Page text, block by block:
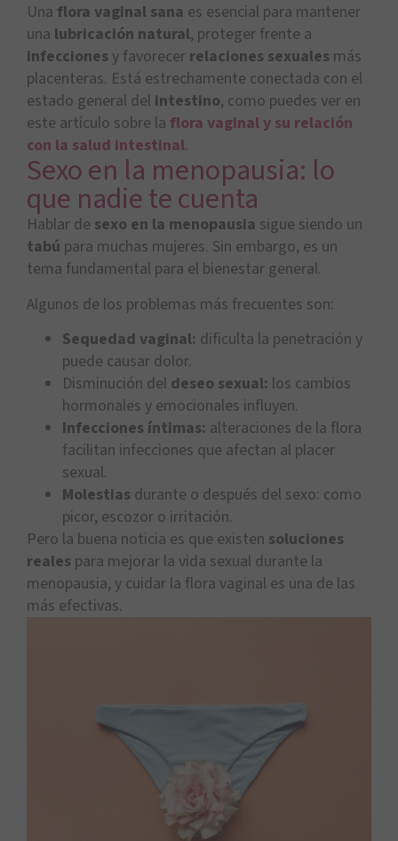
Una flora vaginal sana es esencial para mantener
una lubricación natural, proteger frente a
infecciones y favorecer relaciones sexuales más
placenteras. Está estrechamente conectada con el
estado general del intestino, como puedes ver en
este artículo sobre la flora vaginal y su relación
con la salud intestinal.
Sexo en la menopausia: lo
que nadie te cuenta
Hablar de sexo en la menopausia sigue siendo un
tabú para muchas mujeres. Sin embargo, es un
tema fundamental para el bienestar general.
Algunos de los problemas más frecuentes son:
Sequedad vaginal: dificulta la penetración y
puede causar dolor.
Disminución del deseo sexual: los cambios
hormonales y emocionales influyen.
Infecciones íntimas: alteraciones de la flora
facilitan infecciones que afectan al placer
sexual.
Molestias durante o después del sexo: como
picor, escozor o irritación.
Pero la buena noticia es que existen soluciones
reales para mejorar la vida sexual durante la
menopausia, y cuidar la flora vaginal es una de las
más efectivas.